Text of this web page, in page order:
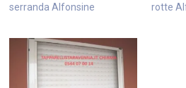
serranda Alfonsine
rotte